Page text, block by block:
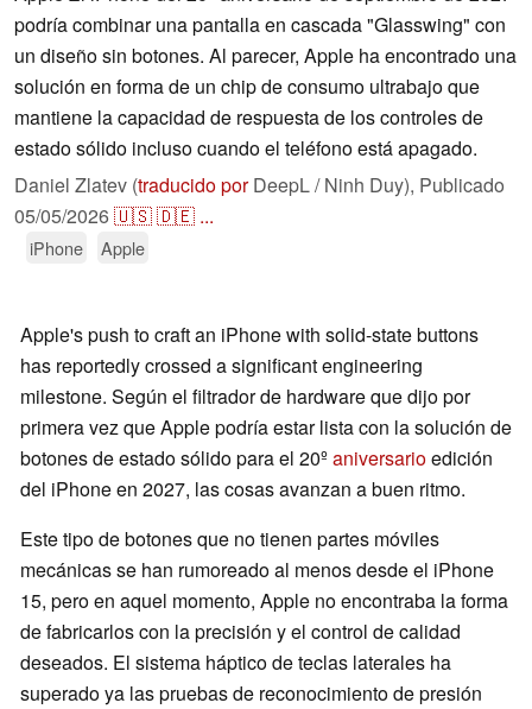
podría combinar una pantalla en cascada "Glasswing" con
un diseño sin botones. Al parecer, Apple ha encontrado una
solución en forma de un chip de consumo ultrabajo que
mantiene la capacidad de respuesta de los controles de
estado sólido incluso cuando el teléfono está apagado.
Daniel Zlatev (traducido porDeepL / Ninh Duy), Publicado
05/05/2026🇺🇸🇩🇪 ...
iPhone Apple
Apple's push to craft an iPhone with solid-state buttons
has reportedly crossed a significant engineering
milestone. Según el filtrador de hardware que dijo por
primera vez que Apple podría estar lista con la solución de
botones de estado sólido para el 20ºaniversarioedición
del iPhone en 2027, las cosas avanzan a buen ritmo.
Este tipo de botones que no tienen partes móviles
mecánicas se han rumoreado al menos desde el iPhone
15, pero en aquel momento, Apple no encontraba la forma
de fabricarlos con la precisión y el control de calidad
deseados. El sistema háptico de teclas laterales ha
superado ya las pruebas de reconocimiento de presión